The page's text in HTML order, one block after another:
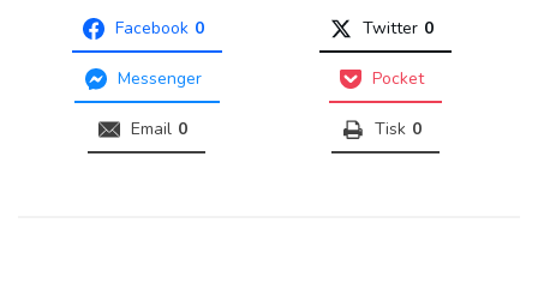
Facebook 0 Twitter 0
Messenger Pocket
Email 0 Tisk 0